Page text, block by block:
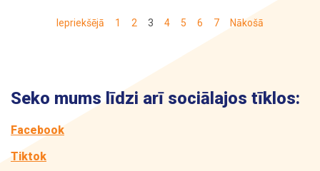
Iepriekšējā 1 2 3 4 5 6 7 Nākošā
Seko mums līdzi arī sociālajos tīklos:
Facebook
Tiktok